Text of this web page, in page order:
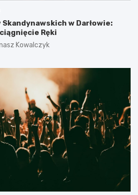
w Darłowie:
Ręki
Kowalczyk